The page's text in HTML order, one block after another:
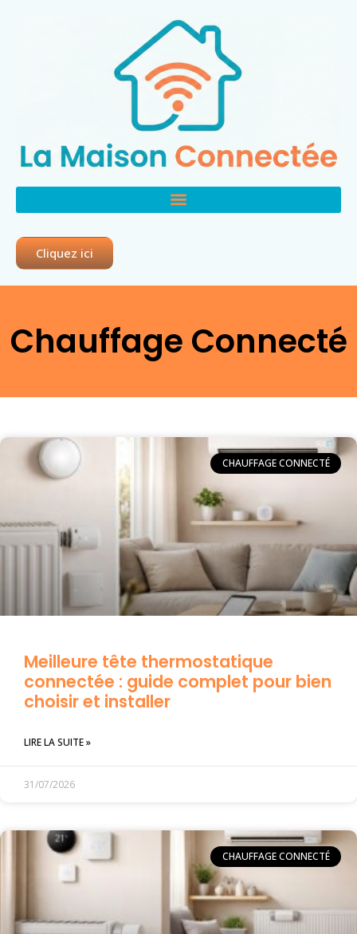
Cliquez ici
Chauffage Connecté
CHAUFFAGE CONNECTÉ
Meilleure tête thermostatique
connectée : guide complet pour bien
choisir et installer
LIRE LA SUITE »
31/07/2026
CHAUFFAGE CONNECTÉ